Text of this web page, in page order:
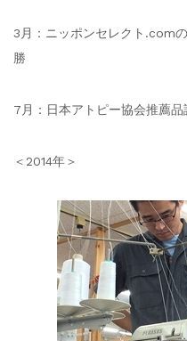
3月：ニッポンセレクト.com
勝
7月：日本アトピー協会推薦品
＜2014年＞